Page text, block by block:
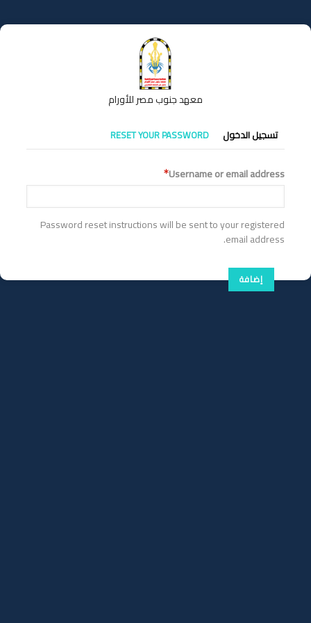
إلى
المحتوى
معهد جنوب مصر للأورام
التبويبات
الأساسية
تسجيل الدخول RESET YOUR PASSWORD
Username or email address
Password reset instructions will be sent to your registered
email address.